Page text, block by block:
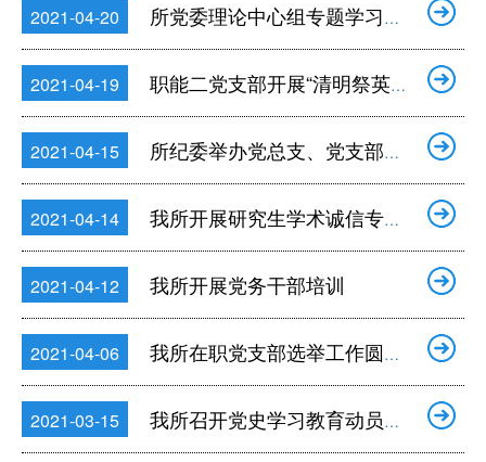
2021-04-20 所党委理论中心组专题学习《习近平在浙江》
2021-04-19 职能二党支部开展“清明祭英烈”主题党日活动
2021-04-15 所纪委举办党总支、党支部纪检委员培训学习会
2021-04-14 我所开展研究生学术诚信专题教育讲座
2021-04-12 我所开展党务干部培训
2021-04-06 我所在职党支部选举工作圆满完成
2021-03-15 我所召开党史学习教育动员部署暨全国两会精神传达学习会议